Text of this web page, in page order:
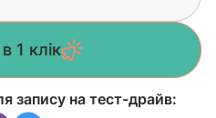
1 клік
запису на тест-драйв: